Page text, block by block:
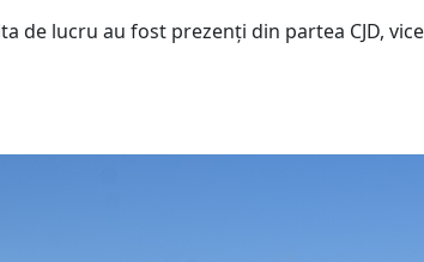
lucru au fost prezenți din partea CJD,